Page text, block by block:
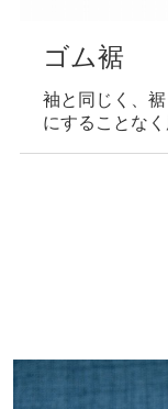
ゴム裾
袖と同じく、
にすることなく